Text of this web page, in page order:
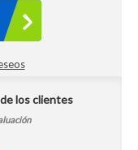
los clientes